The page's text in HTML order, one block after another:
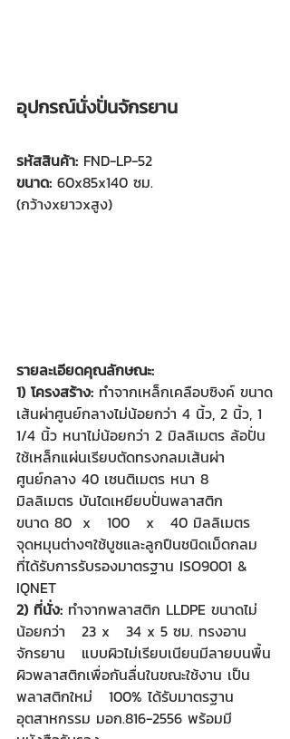
อุปกรณ์นั่งปั่นจักรยาน
รหัสสินค้า: FND-LP-52
ขนาด: 60x85x140 ซม.
(กว้างxยาวxสูง)
รายละเอียดคุณลักษณะ:
1) โครงสร้าง: ทำจากเหล็กเคลือบซิงค์ ขนาด
เส้นผ่าศูนย์กลางไม่น้อยกว่า 4 นิ้ว, 2 นิ้ว, 1
1/4 นิ้ว หนาไม่น้อยกว่า 2 มิลลิเมตร ล้อปั่น
ใช้เหล็กแผ่นเรียบตัดทรงกลมเส้นผ่า
ศูนย์กลาง 40 เซนติเมตร หนา 8
มิลลิเมตร บันไดเหยียบปั่นพลาสติก
ขนาด 80  x   100   x   40 มิลลิเมตร
จุดหมุนต่างๆใช้บูชและลูกปืนชนิดเม็ดกลม
ที่ได้รับการรับรองมาตรฐาน ISO9001 &
IQNET
2) ที่นั่ง: ทำจากพลาสติก LLDPE ขนาดไม่
น้อยกว่า   23 x   34 x 5 ซม. ทรงอาน
จักรยาน   แบบผิวไม่เรียบเนียนมีลายบนพื้น
ผิวพลาสติกเพื่อกันลื่นในขณะใช้งาน เป็น
พลาสติกใหม่   100% ได้รับมาตรฐาน
อุตสาหกรรม มอก.816-2556 พร้อมมี